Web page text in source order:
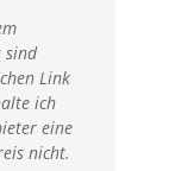
sind
Link
ich
eine
nicht.​